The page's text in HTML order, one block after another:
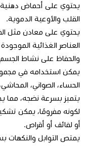
القلب والأوعية الدموية.
يحتوي على معادن مثل
العناصر الغذائية
والحفاظ على نشاط
يمكن استخدامه في
الحساء، الصواني،
يتميز بسرعة نضجه، مما
لكونه مفرومًا، يمكن
أو لفائف أو أقراص.
يمتص التوابل والنكهات